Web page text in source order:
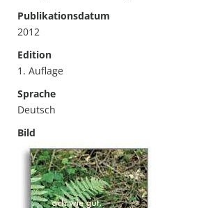
Publikationsdatum
2012
Edition
1. Auflage
Sprache
Deutsch
Bild